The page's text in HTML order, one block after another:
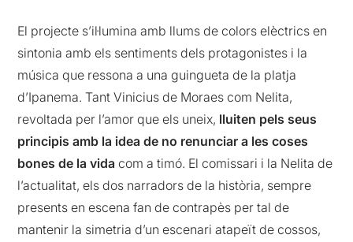
El projecte s’il·lumina amb llums de colors elèctrics en
sintonia amb els sentiments dels protagonistes i la
música que ressona a una guingueta de la platja
d’Ipanema. Tant Vinicius de Moraes com Nelita,
revoltada per l’amor que els uneix, lluiten pels seus
principis amb la idea de no renunciar a les coses
bones de la vida com a timó. El comissari i la Nelita de
l’actualitat, els dos narradors de la història, sempre
presents en escena fan de contrapès per tal de
mantenir la simetria d’un escenari atapeït de cossos,